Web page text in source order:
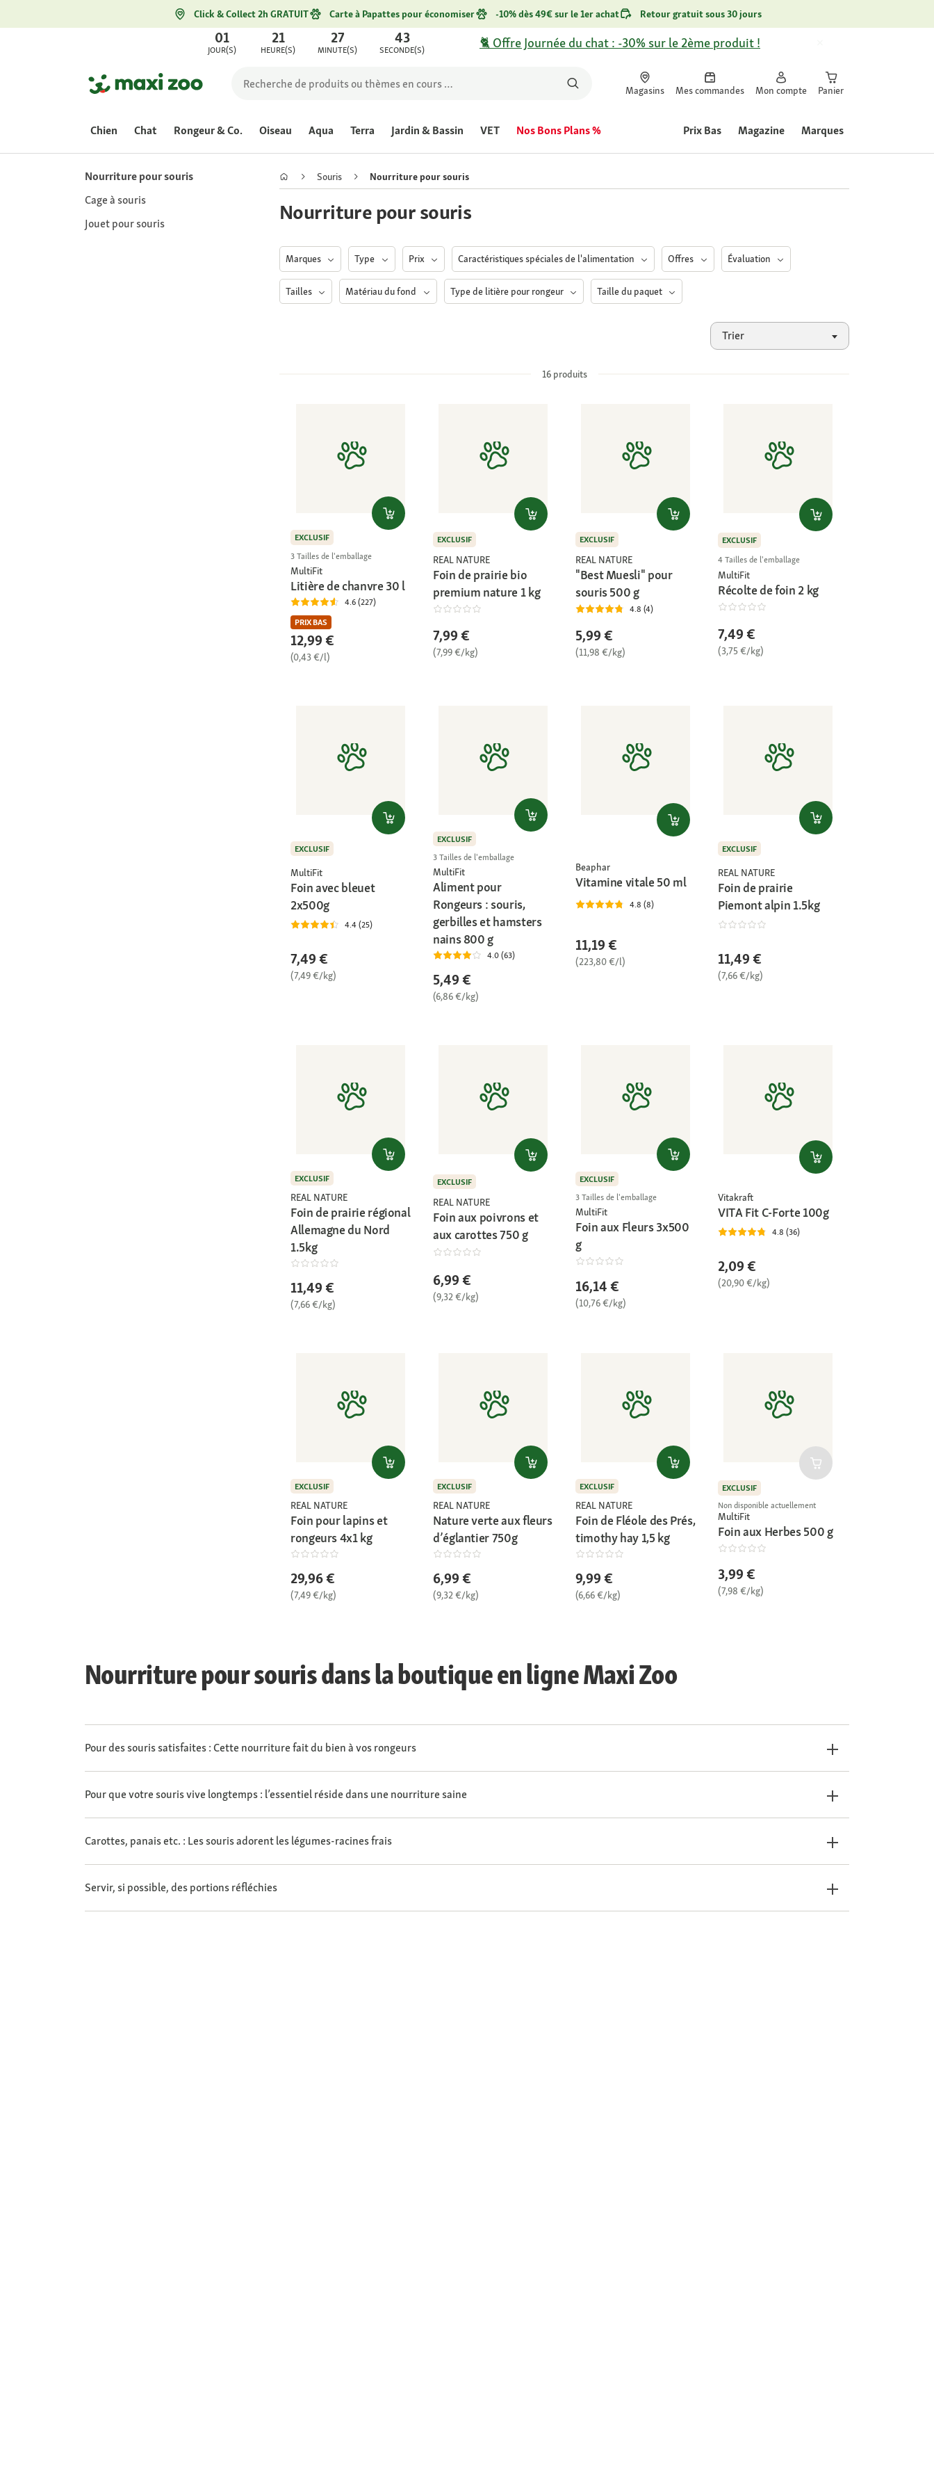
Click & Collect 2h GRATUIT Carte à Papattes pour économiser -10% dès 49€ sur le 1er achat Retour gratuit sous 30 jours
01
JOUR(S)
21
HEURE(S)
27
MINUTE(S)
43
SECONDE(S) 🐈 Offre Journée du chat : -30% sur le 2ème produit !
Magasins Mes commandes Mon compte Panier
Chien Chat Rongeur & Co. Oiseau Aqua Terra Jardin & Bassin VET Nos Bons Plans % Prix Bas Magazine Marques
Nourriture pour souris
Cage à souris
Jouet pour souris
Souris Nourriture pour souris
Nourriture pour souris
Marques Type Prix Caractéristiques spéciales de l'alimentation Offres Évaluation
Tailles Matériau du fond Type de litière pour rongeur Taille du paquet
Trier
16produits
EXCLUSIF
3 Tailles de l'emballage
MultiFit
Litière de chanvre 30 l
4.6 (227)
PRIX BAS
12,99 €
(0,43 €/l)
EXCLUSIF
REAL NATURE
Foin de prairie bio
premium nature 1 kg
7,99 €
(7,99 €/kg)
EXCLUSIF
REAL NATURE
"Best Muesli" pour
souris 500 g
4.8 (4)
5,99 €
(11,98 €/kg)
EXCLUSIF
4 Tailles de l'emballage
MultiFit
Récolte de foin 2 kg
7,49 €
(3,75 €/kg)
EXCLUSIF
MultiFit
Foin avec bleuet
2x500g
4.4 (25)
7,49 €
(7,49 €/kg)
EXCLUSIF
3 Tailles de l'emballage
MultiFit
Aliment pour
Rongeurs : souris,
gerbilles et hamsters
nains 800 g
4.0 (63)
5,49 €
(6,86 €/kg)
Beaphar
Vitamine vitale 50 ml
4.8 (8)
11,19 €
(223,80 €/l)
EXCLUSIF
REAL NATURE
Foin de prairie
Piemont alpin 1.5kg
11,49 €
(7,66 €/kg)
EXCLUSIF
REAL NATURE
Foin de prairie régional
Allemagne du Nord
1.5kg
11,49 €
(7,66 €/kg)
EXCLUSIF
REAL NATURE
Foin aux poivrons et
aux carottes 750 g
6,99 €
(9,32 €/kg)
EXCLUSIF
3 Tailles de l'emballage
MultiFit
Foin aux Fleurs 3x500
g
16,14 €
(10,76 €/kg)
Vitakraft
VITA Fit C-Forte 100g
4.8 (36)
2,09 €
(20,90 €/kg)
EXCLUSIF
REAL NATURE
Foin pour lapins et
rongeurs 4x1 kg
29,96 €
(7,49 €/kg)
EXCLUSIF
REAL NATURE
Nature verte aux fleurs
d’églantier 750g
6,99 €
(9,32 €/kg)
EXCLUSIF
REAL NATURE
Foin de Fléole des Prés,
timothy hay 1,5 kg
9,99 €
(6,66 €/kg)
EXCLUSIF
Non disponible actuellement
MultiFit
Foin aux Herbes 500 g
3,99 €
(7,98 €/kg)
Nourriture pour souris dans la boutique en ligne Maxi Zoo
Pour des souris satisfaites : Cette nourriture fait du bien à vos rongeurs
Pour que votre souris vive longtemps : l’essentiel réside dans une nourriture saine
Carottes, panais etc. : Les souris adorent les légumes-racines frais
Servir, si possible, des portions réfléchies